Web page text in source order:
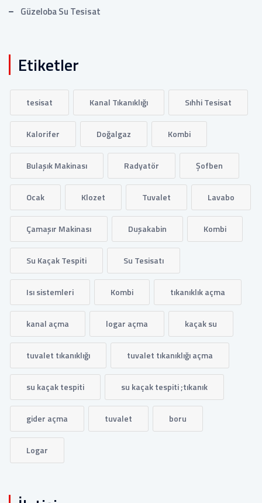
Güzeloba Su Tesisat
Etiketler
tesisat Kanal Tıkanıklığı Sıhhi Tesisat
Kalorifer Doğalgaz Kombi
Bulaşık Makinası Radyatör Şofben
Ocak Klozet Tuvalet Lavabo
Çamaşır Makinası Duşakabin Kombi
Su Kaçak Tespiti Su Tesisatı
Isı sistemleri Kombi tıkanıklık açma
kanal açma logar açma kaçak su
tuvalet tıkanıklığı tuvalet tıkanıklığı açma
su kaçak tespiti su kaçak tespiti ;tıkanık
gider açma tuvalet boru
Logar